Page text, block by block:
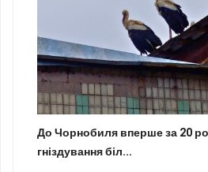
До Чорнобиля вперше за 20
гніздування біл...